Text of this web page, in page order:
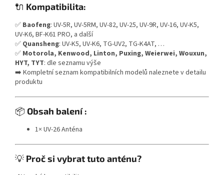
🔌 Kompatibilita:
✅ Baofeng: UV-5R, UV-5RM, UV-82, UV-25, UV-9R, UV-16, UV-K5,
UV-K6, BF-K61 PRO, a další
✅ Quansheng: UV-K5, UV-K6, TG-UV2, TG-K4AT, …
✅ Motorola, Kenwood, Linton, Puxing, Weierwei, Wouxun,
HYT, TYT: dle seznamu výše
➡️ Kompletní seznam kompatibilních modelů naleznete v detailu
produktu
📦 Obsah balení :
1× UV-26 Anténa
💡 Proč si vybrat tuto anténu?